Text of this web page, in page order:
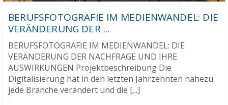
BERUFSFOTOGRAFIE IM MEDIENWANDEL: DIE
VERÄNDERUNG DER ...
BERUFSFOTOGRAFIE IM MEDIENWANDEL: DIE
VERÄNDERUNG DER NACHFRAGE UND IHRE
AUSWIRKUNGEN Projektbeschreibung Die
Digitalisierung hat in den letzten Jahrzehnten nahezu
jede Branche verändert und die [...]